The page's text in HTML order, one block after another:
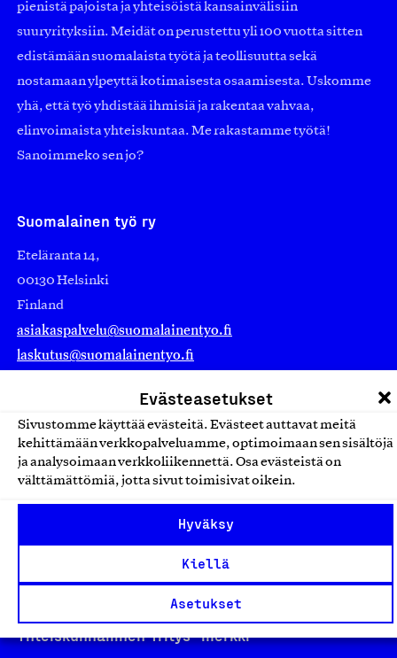
Evästeasetukset
Sivustomme käyttää evästeitä. Evästeet auttavat meitä
kehittämään verkkopalveluamme, optimoimaan sen sisältöjä
ja analysoimaan verkkoliikennettä. Osa evästeistä on
välttämättömiä, jotta sivut toimisivat oikein.
Hyväksy
Kiellä
Asetukset
pienistä pajoista ja yhteisöistä kansainvälisiin
suuryrityksiin. Meidät on perustettu yli 100 vuotta sitten
edistämään suomalaista työtä ja teollisuutta sekä
nostamaan ylpeyttä kotimaisesta osaamisesta. Uskomme
yhä, että työ yhdistää ihmisiä ja rakentaa vahvaa,
elinvoimaista yhteiskuntaa. Me rakastamme työtä!
Sanoimmeko sen jo?
Suomalainen työ ry
Eteläranta 14,
00130 Helsinki
Finland
asiakaspalvelu@suomalainentyo.fi
laskutus@suomalainentyo.fi
Avainlippu
Design From Finland
Yhteiskunnallinen Yritys -merkki